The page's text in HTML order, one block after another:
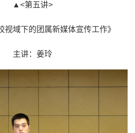
▲<第五讲>
视域下的团属新媒体宣传工作》
主讲：姜玲